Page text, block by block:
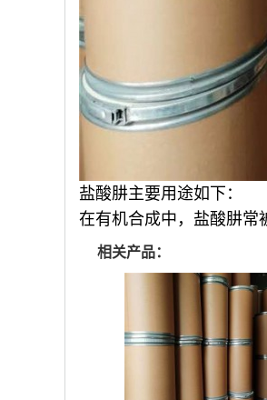
盐酸肼主要用途如下：
在有机合成中，盐酸肼常
相关产品：